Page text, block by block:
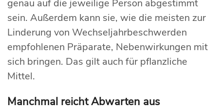
genau auf die jeweilige Person abgestimmt
sein. Außerdem kann sie, wie die meisten zur
Linderung von Wechseljahrbeschwerden
empfohlenen Präparate, Nebenwirkungen mit
sich bringen. Das gilt auch für pflanzliche
Mittel.
Manchmal reicht Abwarten aus